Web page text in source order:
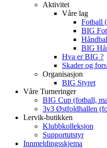
Aktivitet
Våre lag
Fotball
BIG
BIG
Hva er BIG ?
Skader og
Organisasjon
BIG Styret
Våre Turneringer
BIG Cup (fotball,
3v3 Østfoldhallen
Lervik-butikken
Klubbkolleksjon
Supportutstyr
Innmeldingsskjema